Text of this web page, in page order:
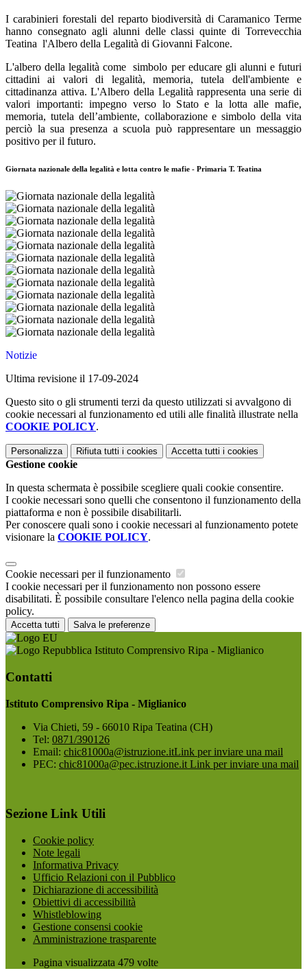
I carabinieri forestali del reparto biodiversità di Caramanico Terme
hanno consegnato agli alunni delle classi quinte di Torrevecchia
Teatina l'Albero della Legalità di Giovanni Falcone.
L'albero della legalità come simbolo per educare gli alunni e futuri
cittadini ai valori di legalità, memoria, tutela dell'ambiente e
cittadinanza attiva. L'Albero della Legalità rappresenta una serie di
valori importanti: impegno verso lo Stato e la lotta alle mafie,
memoria, tutela dell’ambiente, collaborazione e simbolo della vita
perciò la sua presenza a scuola può rappresentare un messaggio
positivo per il futuro.
Giornata nazionale della legalità e lotta contro le mafie - Primaria T. Teatina
Notizie
Ultima revisione il 17-09-2024
Questo sito o gli strumenti terzi da questo utilizzati si avvalgono di
cookie necessari al funzionamento ed utili alle finalità illustrate nella
COOKIE POLICY.
Personalizza Rifiuta tutti i cookies Accetta tutti i cookies
Gestione cookie
In questa schermata è possibile scegliere quali cookie consentire.
I cookie necessari sono quelli che consentono il funzionamento della
piattaforma e non è possibile disabilitarli.
Per conoscere quali sono i cookie necessari al funzionamento potete
visionare la COOKIE POLICY.
Cookie necessari per il funzionamento
I cookie necessari per il funzionamento non possono essere
disabilitati. È possibile consultare l'elenco nella pagina della cookie
policy.
Accetta tutti Salva le preferenze
Istituto Comprensivo Ripa - Miglianico
Contatti
Istituto Comprensivo Ripa - Miglianico
Via Chieti, 59 - 66010 Ripa Teatina (CH)
Tel: 0871/390126
Email: chic81000a@istruzione.itLink per inviare una mail
PEC: chic81000a@pec.istruzione.it Link per inviare una mail
Sezione Link Utili
Cookie policy
Note legali
Informativa Privacy
Ufficio Relazioni con il Pubblico
Dichiarazione di accessibilità
Obiettivi di accessibilità
Whistleblowing
Gestione consensi cookie
Amministrazione trasparente
Pagina visualizzata 479 volte